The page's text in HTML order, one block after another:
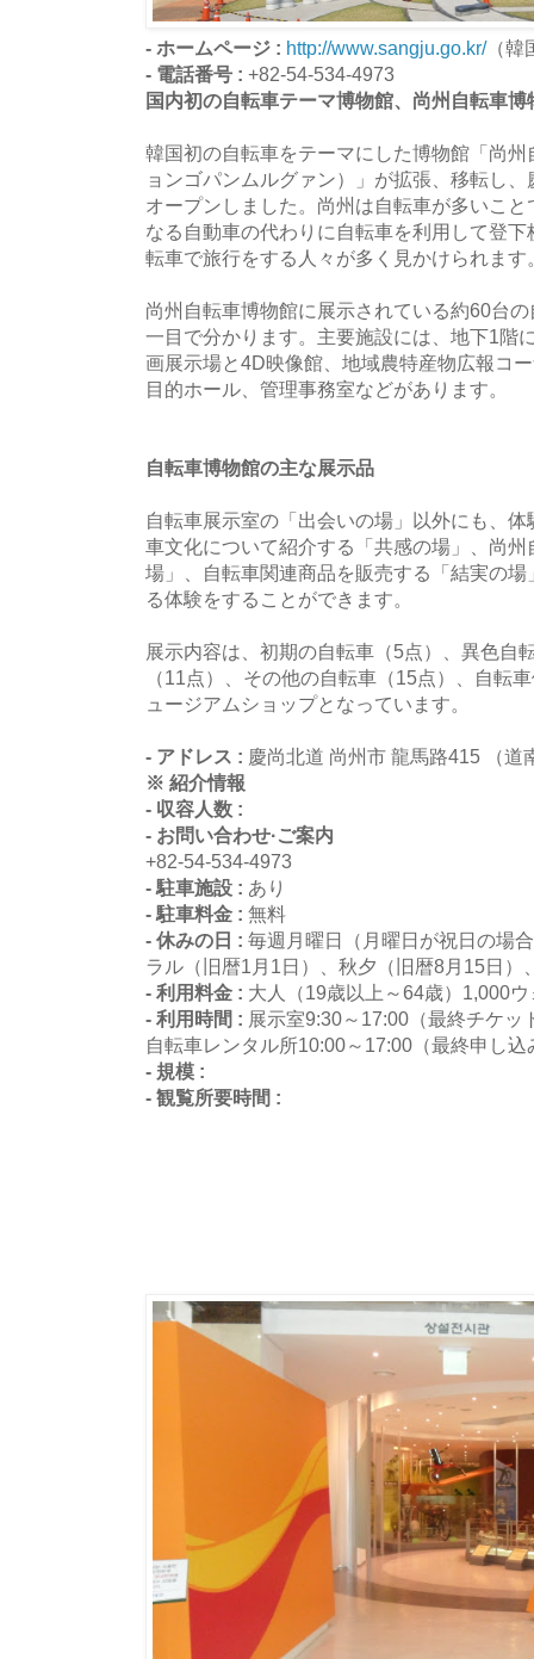
- ホームページ : http://www.sangju.go.kr/（韓
- 電話番号 : +82-54-534-4973
国内初の自転車テーマ博物館、尚州自転車博
韓国初の自転車をテーマにした博物館「尚
ョンゴパンムルグァン）」が拡張、移転し
オープンしました。尚州は自転車が多いこ
なる自動車の代わりに自転車を利用して登
転車で旅行をする人々が多く見かけられます
尚州自転車博物館に展示されている約60台
一目で分かります。主要施設には、地下1階
画展示場と4D映像館、地域農特産物広報コ
目的ホール、管理事務室などがあります。
自転車博物館の主な展示品
自転車展示室の「出会いの場」以外にも、
車文化について紹介する「共感の場」、尚
場」、自転車関連商品を販売する「結実の
る体験をすることができます。
展示内容は、初期の自転車（5点）、異色自
（11点）、その他の自転車（15点）、自転
ュージアムショップとなっています。
- アドレス : 慶尚北道 尚州市 龍馬路415 （道
※ 紹介情報
- 収容人数 :
- お問い合わせ·ご案内
+82-54-534-4973
- 駐車施設 : あり
- 駐車料金 : 無料
- 休みの日 : 毎週月曜日（月曜日が祝日の場
ラル（旧暦1月1日）、秋夕（旧暦8月15日）
- 利用料金 : 大人（19歳以上～64歳）1,000ウ
- 利用時間 : 展示室9:30～17:00（最終チケッ
自転車レンタル所10:00～17:00（最終申し込
- 規模 :
- 観覧所要時間 :